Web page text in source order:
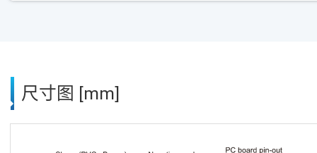
尺寸图 [mm]